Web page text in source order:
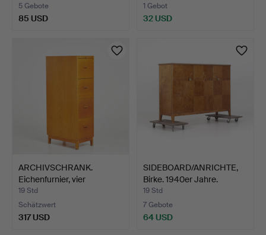
5 Gebote
85 USD
1 Gebot
32 USD
ARCHIVSCHRANK.
Eichenfurnier, vier
Schubla…
19 Std
Schätzwert
317 USD
SIDEBOARD/ANRICHTE,
Birke. 1940er Jahre.
19 Std
7 Gebote
64 USD